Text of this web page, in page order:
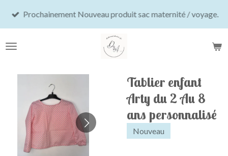
Passer
principal
Prochainement Nouveau produit sac maternité / voyage.
Tablier enfant
Arty du 2 Au 8
ans personnalisé
Nouveau